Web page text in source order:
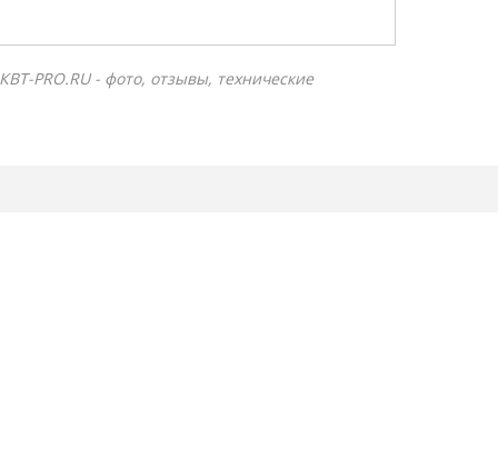
PRO.RU - фото, отзывы, технические